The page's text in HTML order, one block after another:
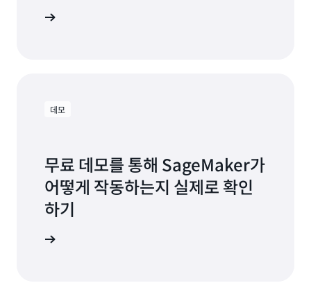
데모
무료 데모를 통해 SageMaker가
어떻게 작동하는지 실제로 확인
하기